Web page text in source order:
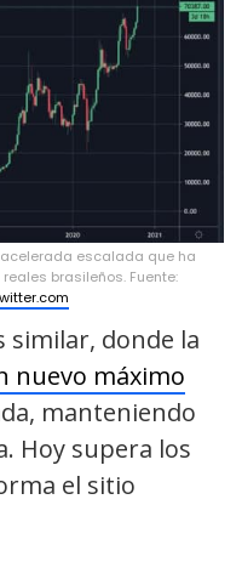
escalada que ha
brasileños. Fuente:
similar, donde la
nuevo máximo
manteniendo
Hoy supera los
el sitio